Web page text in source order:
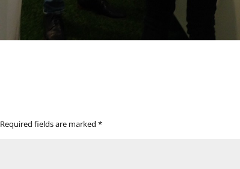
Required fields are marked*